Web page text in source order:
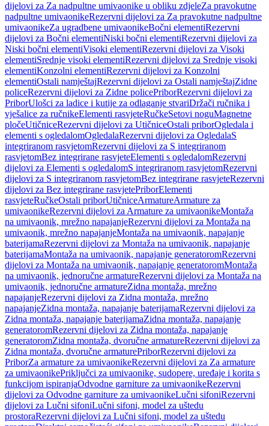
dijelovi za Za nadpultne umivaonike u obliku zdjeleZa pravokutne
nadpultne umivaonikeRezervni dijelovi za Za pravokutne nadpultne
umivaonikeZa ugradbene umivaonikeBočni elementiRezervni
dijelovi za Bočni elementiNiski bočni elementiRezervni dijelovi za
Niski bočni elementiVisoki elementiRezervni dijelovi za Visoki
elementiSrednje visoki elementiRezervni dijelovi za Srednje visoki
elementiKonzolni elementiRezervni dijelovi za Konzolni
elementiOstali namještajRezervni dijelovi za Ostali namještajZidne
policeRezervni dijelovi za Zidne policePriborRezervni dijelovi za
PriborUlošci za ladice i kutije za odlaganje stvariDržači ručnika i
vješalice za ručnikeElementi rasvjeteRučkeSetovi noguMagnetne
pločeUtičniceRezervni dijelovi za UtičniceOstali priborOgledala i
elementi s ogledalomOgledalaRezervni dijelovi za OgledalaS
integriranom rasvjetomRezervni dijelovi za S integriranom
rasvjetomBez integrirane rasvjeteElementi s ogledalomRezervni
dijelovi za Elementi s ogledalomS integriranom rasvjetomRezervni
dijelovi za S integriranom rasvjetomBez integrirane rasvjeteRezervni
dijelovi za Bez integrirane rasvjetePriborElementi
rasvjeteRučkeOstali priborUtičniceArmatureArmature za
umivaonikeRezervni dijelovi za Armature za umivaonikeMontaža
na umivaonik, mrežno napajanjeRezervni dijelovi za Montaža na
umivaonik, mrežno napajanjeMontaža na umivaonik, napajanje
baterijamaRezervni dijelovi za Montaža na umivaonik, napajanje
baterijamaMontaža na umivaonik, napajanje generatoromRezervni
dijelovi za Montaža na umivaonik, napajanje generatoromMontaža
na umivaonik, jednoručne armatureRezervni dijelovi za Montaža na
umivaonik, jednoručne armatureZidna montaža, mrežno
napajanjeRezervni dijelovi za Zidna montaža, mrežno
napajanjeZidna montaža, napajanje baterijamaRezervni dijelovi za
Zidna montaža, napajanje baterijamaZidna montaža, napajanje
generatoromRezervni dijelovi za Zidna montaža, napajanje
generatoromZidna montaža, dvoručne armatureRezervni dijelovi za
Zidna montaža, dvoručne armaturePriborRezervni dijelovi za
PriborZa armature za umivaonikeRezervni dijelovi za Za armature
za umivaonikePriključci za umivaonike, sudopere, uređaje i korita s
funkcijom ispiranjaOdvodne garniture za umivaonikeRezervni
dijelovi za Odvodne garniture za umivaonikeLučni sifoniRezervni
dijelovi za Lučni sifoniLučni sifoni, model za uštedu
prostoraRezervni dijelovi za Lučni sifoni, model za uštedu